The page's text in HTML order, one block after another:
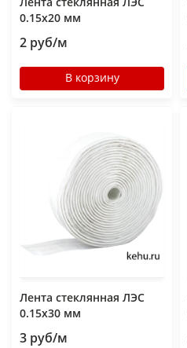
0.15х20 мм
2 руб/м
В корзину
Лента стеклянная ЛЭС
0.15х30 мм
3 руб/м